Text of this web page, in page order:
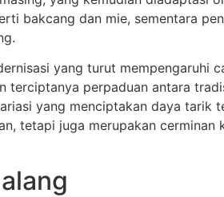
bakcang dan mie, sementara
yang turut mempengaruhi
perpaduan antara
yang menciptakan daya tarik
tetapi juga merupakan